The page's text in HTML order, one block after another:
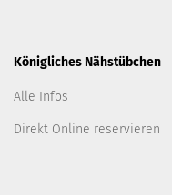
Königliches Nähstübchen
Alle Infos
Direkt Online reservieren